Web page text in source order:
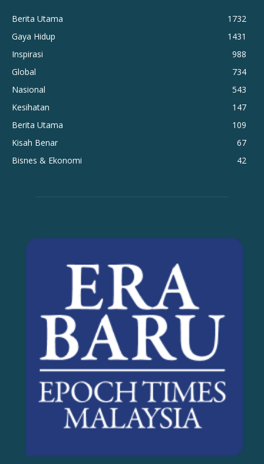
Berita Utama
1732
Gaya Hidup
1431
Inspirasi
988
Global
734
Nasional
543
Kesihatan
147
Berita Utama
109
Kisah Benar
67
Bisnes & Ekonomi
42